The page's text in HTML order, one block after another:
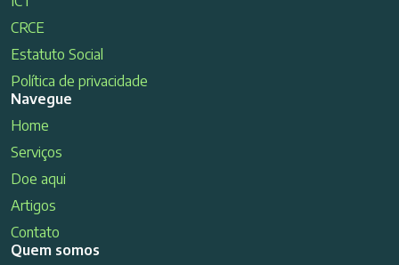
CRCE
Estatuto Social
Política de privacidade
Navegue
Home
Serviços
Doe aqui
Artigos
Contato
Quem somos